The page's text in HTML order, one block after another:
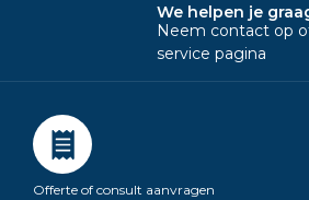
We helpen je
Neem contact op
service pagina
Offerte of consult aanvragen